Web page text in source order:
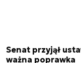
Senat przyjął
ważna poprawka